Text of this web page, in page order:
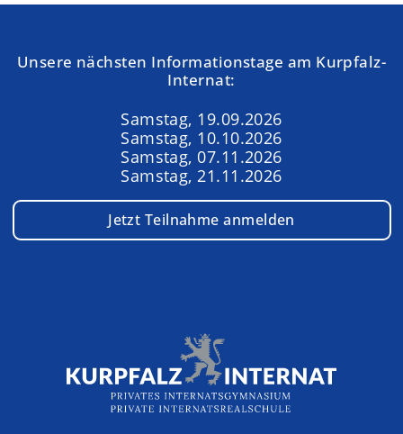
Unsere nächsten Informationstage am Kurpfalz-
Internat:
Samstag, 19.09.2026
Samstag, 10.10.2026
Samstag, 07.11.2026
Samstag, 21.11.2026
Jetzt Teilnahme anmelden